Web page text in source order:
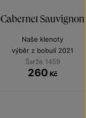
Cabernet Sauvignon
Naše klenoty
výběr z bobulí 2021
Šarže 1459
260 Kč